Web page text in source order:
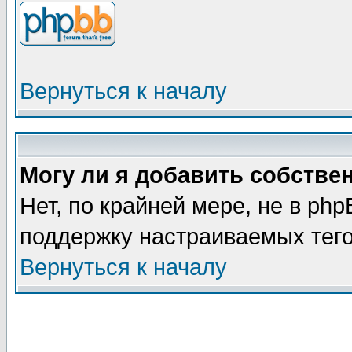
Вернуться к началу
Могу ли я добавить
Нет, по крайней мере, не в
поддержку настраиваемых
Вернуться к началу